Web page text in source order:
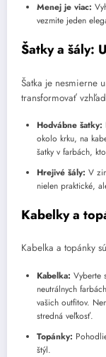
Menej je viac:
vezmite jeden
Šatky a šály:
Šatka je nesmierne
transformovať
Hodvábne šatky:
okolo krku, na
šatky v farbách,
Hrejivé šály: V
nielen praktické,
Kabelky a
Kabelka a topánky
Kabelka: Vyberte
neutrálnych
vašich outfitov.
stredná veľkosť.
Topánky:
štýl.